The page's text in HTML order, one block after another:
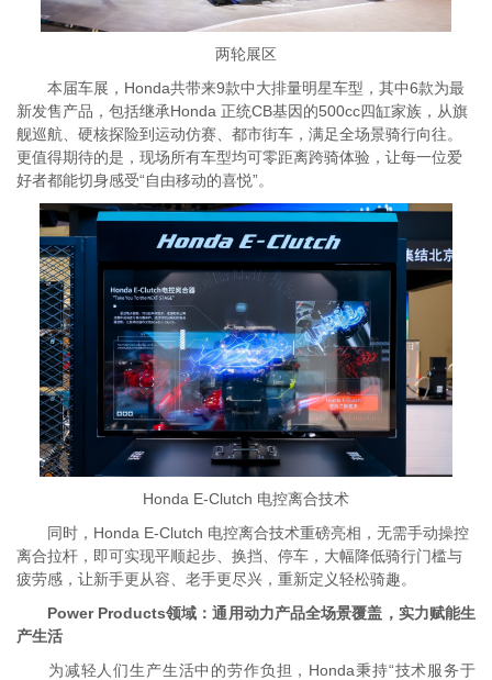
两轮展区
本届车展，Honda共带来9款中大排量明星车型，其中6款为最
新发售产品，包括继承Honda 正统CB基因的500cc四缸家族，从旗
舰巡航、硬核探险到运动仿赛、都市街车，满足全场景骑行向往。
更值得期待的是，现场所有车型均可零距离跨骑体验，让每一位爱
好者都能切身感受“自由移动的喜悦”。
Honda E-Clutch 电控离合技术
同时，Honda E-Clutch 电控离合技术重磅亮相，无需手动操控
离合拉杆，即可实现平顺起步、换挡、停车，大幅降低骑行门槛与
疲劳感，让新手更从容、老手更尽兴，重新定义轻松骑趣。
Power Products领域：通用动力产品全场景覆盖，实力赋能生
产生活
为减轻人们生产生活中的劳作负担，Honda秉持“技术服务于